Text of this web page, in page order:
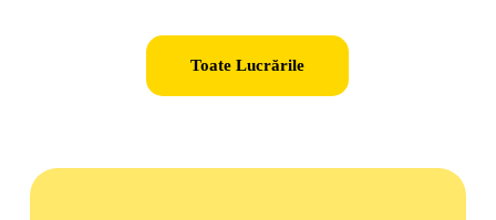
Toate Lucrările